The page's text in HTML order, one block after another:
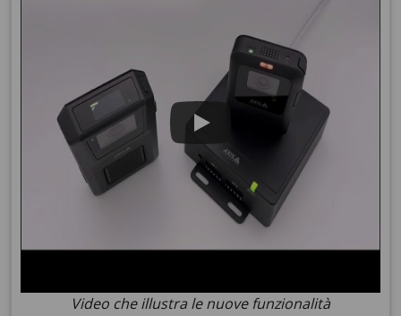
Video che illustra le nuove funzionalità